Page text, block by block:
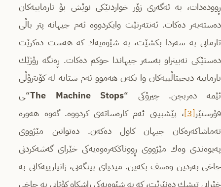
ڕووده‌دات، به‌ ئه‌گه‌ری زۆر خواردنێكی نوێش بۆ تارماییه‌كان
ده‌سته‌به‌ر ده‌كات. ئه‌نته‌رنێت وایكردووه‌ ئه‌م جیهانه‌ پتر باڵی
تارمایی به‌ سه‌ردا بكشێت‌، به‌ شێوه‌یه‌ك كه‌ هه‌ست ده‌كرێت
ده‌ستێكی نه‌بینراو به‌سه‌ر جیهاندا حوكم ده‌كات. ڕه‌نگه‌ رۆژێك
تارماییه‌ دیجیتاڵییه‌كان وا بكه‌ن هه‌موو ئه‌م شتانه‌ له‌ كۆنترۆڵی
ئێمه‌ ده‌ربچن. چیرۆكی “The Machine Stops“ـی
فۆرستێر[3]
، پێشبینی ئه‌م كاره‌ساته‌ی كردووه‌. گه‌وه هه‌وره‌
ته‌ماشاكه‌ره‌كان جیهان كاول ده‌كه‌ن. ده‌توانین مێژووی
په‌یوه‌ندی وه‌ك مێژووی ڕووناككه‌ره‌وه‌یه‌كی خێرای گه‌شه‌كردنی
چاخی به‌ردین وه‌سف بكه‌ین. میدیای بینگه‌یی، زانیارییه‌كانی به‌
خێرایی تیشك ده‌نێرێت، كه‌ به‌ شێوه‌یه‌كی ڕاشكاو كۆتایی به‌ چاخی